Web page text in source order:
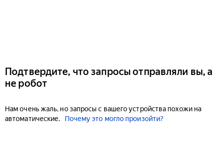
Подтвердите, что запросы отправляли вы, а
не робот
Нам очень жаль, но запросы с вашего устройства похожи на
автоматические.
Почему это могло произойти?